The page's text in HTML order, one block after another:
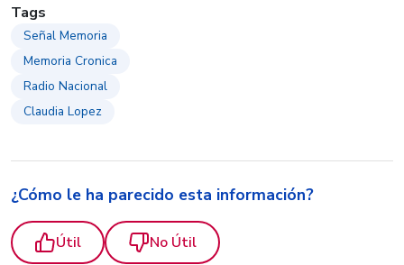
Tags
Señal Memoria
Memoria Cronica
Radio Nacional
Claudia Lopez
¿Cómo le ha parecido esta información?
Útil No Útil